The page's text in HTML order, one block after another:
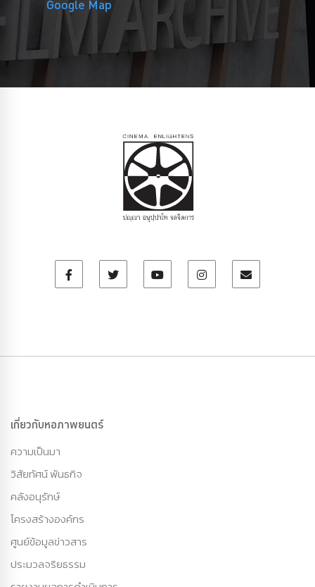
Google Map
เกี่ยวกับหอภาพยนตร์
ความเป็นมา
วิสัยทัศน์ พันธกิจ
คลังอนุรักษ์
โครงสร้างองค์กร
ศูนย์ข้อมูลข่าวสาร
ประมวลจริยธรรม